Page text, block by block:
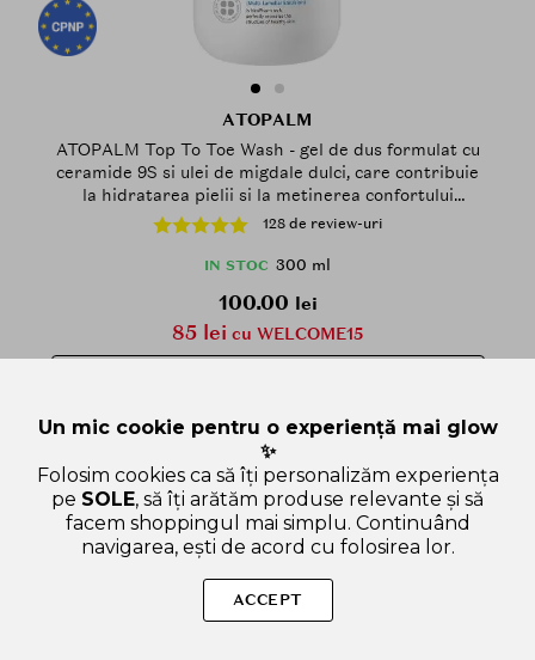
ATOPALM
ATOPALM Top To Toe Wash - gel de dus formulat cu
ceramide 9S si ulei de migdale dulci, care contribuie
la hidratarea pielii si la metinerea confortului
cutanat - 300 ml
128 de review-uri
IN STOC 300 ml
100.00 lei
85 lei cu WELCOME15
32
Un mic cookie pentru o experiență mai glow
✨
Folosim cookies ca să îți personalizăm experiența
pe SOLE, să îți arătăm produse relevante și să
facem shoppingul mai simplu. Continuând
navigarea, ești de acord cu folosirea lor.
ACCEPT